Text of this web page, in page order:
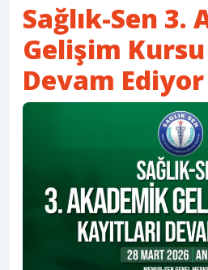
Sağlık-Sen 3.
Gelişim
Devam Ediyor